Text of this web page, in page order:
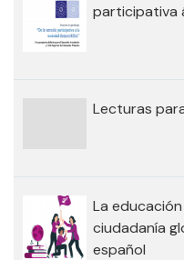
participativa
Lecturas
La
ciudadanía
español